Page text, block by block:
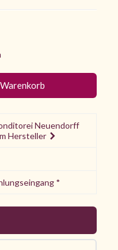
Neuendorff
Hersteller
*